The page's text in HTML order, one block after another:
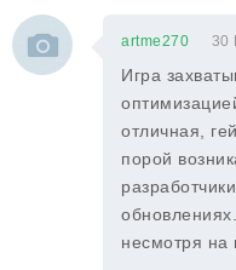
artme270 30
Игра
отличная,
порой
несмотря на